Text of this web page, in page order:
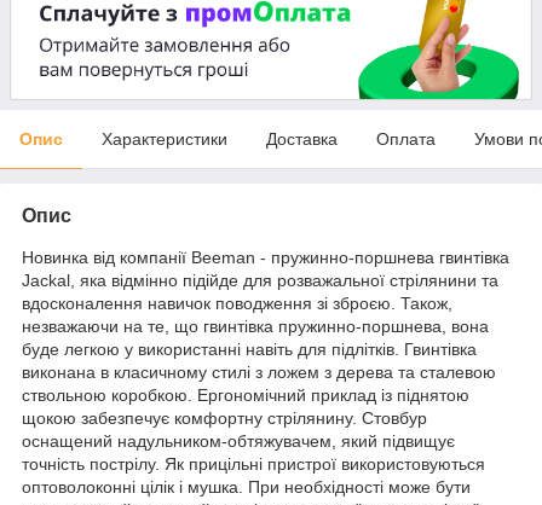
Опис Характеристики Доставка Оплата Умови
Опис
Новинка від компанії Beeman - пружинно-поршнева гвинтівка
Jackal, яка відмінно підійде для розважальної стрілянини та
вдосконалення навичок поводження зі зброєю. Також,
незважаючи на те, що гвинтівка пружинно-поршнева, вона
буде легкою у використанні навіть для підлітків. Гвинтівка
виконана в класичному стилі з ложем з дерева та сталевою
ствольною коробкою. Ергономічний приклад із піднятою
щокою забезпечує комфортну стрілянину. Стовбур
оснащений надульником-обтяжувачем, який підвищує
точність пострілу. Як прицільні пристрої використовуються
оптоволоконні цілік і мушка. При необхідності може бути